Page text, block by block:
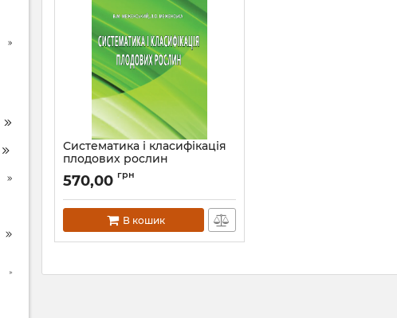
Систематика і класифікація
плодових рослин
Артикул: Л12418
570,00 грн
В кошик